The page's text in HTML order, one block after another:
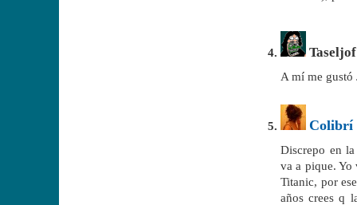
Taseljof
A mí me gustó
Discrepo en
va a pique.
Titanic, por
años crees q